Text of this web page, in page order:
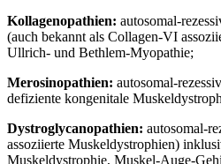
Kollagenopathien: autosomal-
(auch bekannt als Collagen-VI
Ullrich- und Bethlem-Myopathie;
Merosinopathien: autosomal-
defiziente kongenitale
Dystroglycanopathien: autosomal-
assoziierte Muskeldystrophien)
Muskeldystrophie, Muskel-Auge-